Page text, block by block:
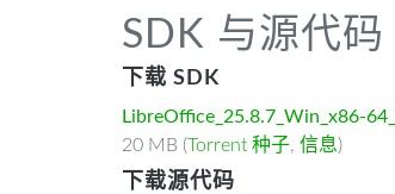
SDK 与源代码
下载 SDK
LibreOffice_25.8.7_Win_x86-
20 MB (Torrent 种子, 信息)
下载源代码